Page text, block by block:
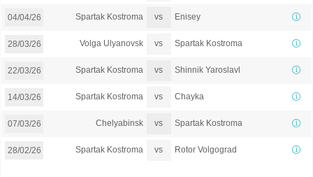
04/04/26 Spartak Kostroma vs Enisey
28/03/26 Volga Ulyanovsk vs Spartak Kostroma
22/03/26 Spartak Kostroma vs Shinnik Yaroslavl
14/03/26 Spartak Kostroma vs Chayka
07/03/26 Chelyabinsk vs Spartak Kostroma
28/02/26 Spartak Kostroma vs Rotor Volgograd